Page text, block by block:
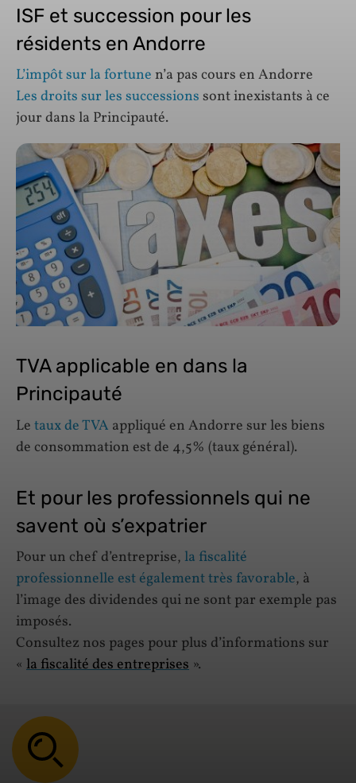
ISF et succession pour les
résidents en Andorre
L’impôt sur la fortune n’a pas cours en Andorre
Les droits sur les successions sont inexistants à ce
jour dans la Principauté.
TVA applicable en dans la
Principauté
Le taux de TVA appliqué en Andorre sur les biens
de consommation est de 4,5% (taux général).
Et pour les professionnels qui ne
savent où s’expatrier
Pour un chef d’entreprise, la fiscalité
professionnelle est également très favorable, à
l’image des dividendes qui ne sont par exemple pas
imposés.
Consultez nos pages pour plus d’informations sur
« la fiscalité des entreprises ».